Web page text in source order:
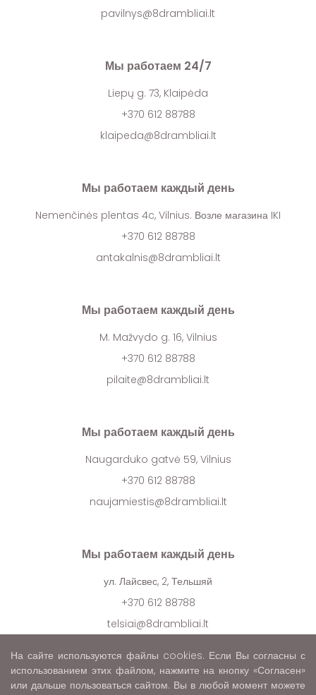
pavilnys@8drambliai.lt
Мы работаем 24/7
Liepų g. 73, Klaipėda
+370 612 88788
klaipeda@8drambliai.lt
Мы работаем каждый день
Nemenčinės plentas 4c, Vilnius. Возле магазина IKI
+370 612 88788
antakalnis@8drambliai.lt
Мы работаем каждый день
M. Mažvydo g. 16, Vilnius
+370 612 88788
pilaite@8drambliai.lt
Мы работаем каждый день
Naugarduko gatvė 59, Vilnius
+370 612 88788
naujamiestis@8drambliai.lt
Мы работаем каждый день
ул. Лайсвес, 2, Тельшяй
+370 612 88788
telsiai@8drambliai.lt
На сайте используются файлы cookies. Если Вы согласны с
использованием этих файлом, нажмите на кнопку «Согласен»
или дальше пользоваться сайтом. Вы в любой момент можете